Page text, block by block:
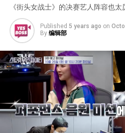
《街头女战士》的决赛艺人阵容也太
Published 5 years ago on
By 编辑部